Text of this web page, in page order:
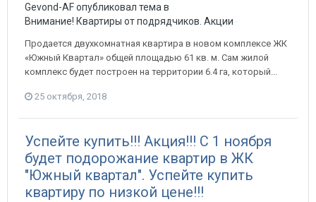
Gevond-AF опубликовал тема в
Внимание! Квартиры от подрядчиков. Акции от
Продается двухкомнатная квартира в новом комплексе ЖК
«Южный Квартал» общей площадью 61 кв. м. Сам жилой
комплекс будет построен на территории 6.4 га, который...
25 октября, 2018
Успейте купить!!! Акция!!! С 1 ноября
будет подорожание квартир в ЖК
"Южный квартал". Успейте купить
квартиру по низкой цене!!!